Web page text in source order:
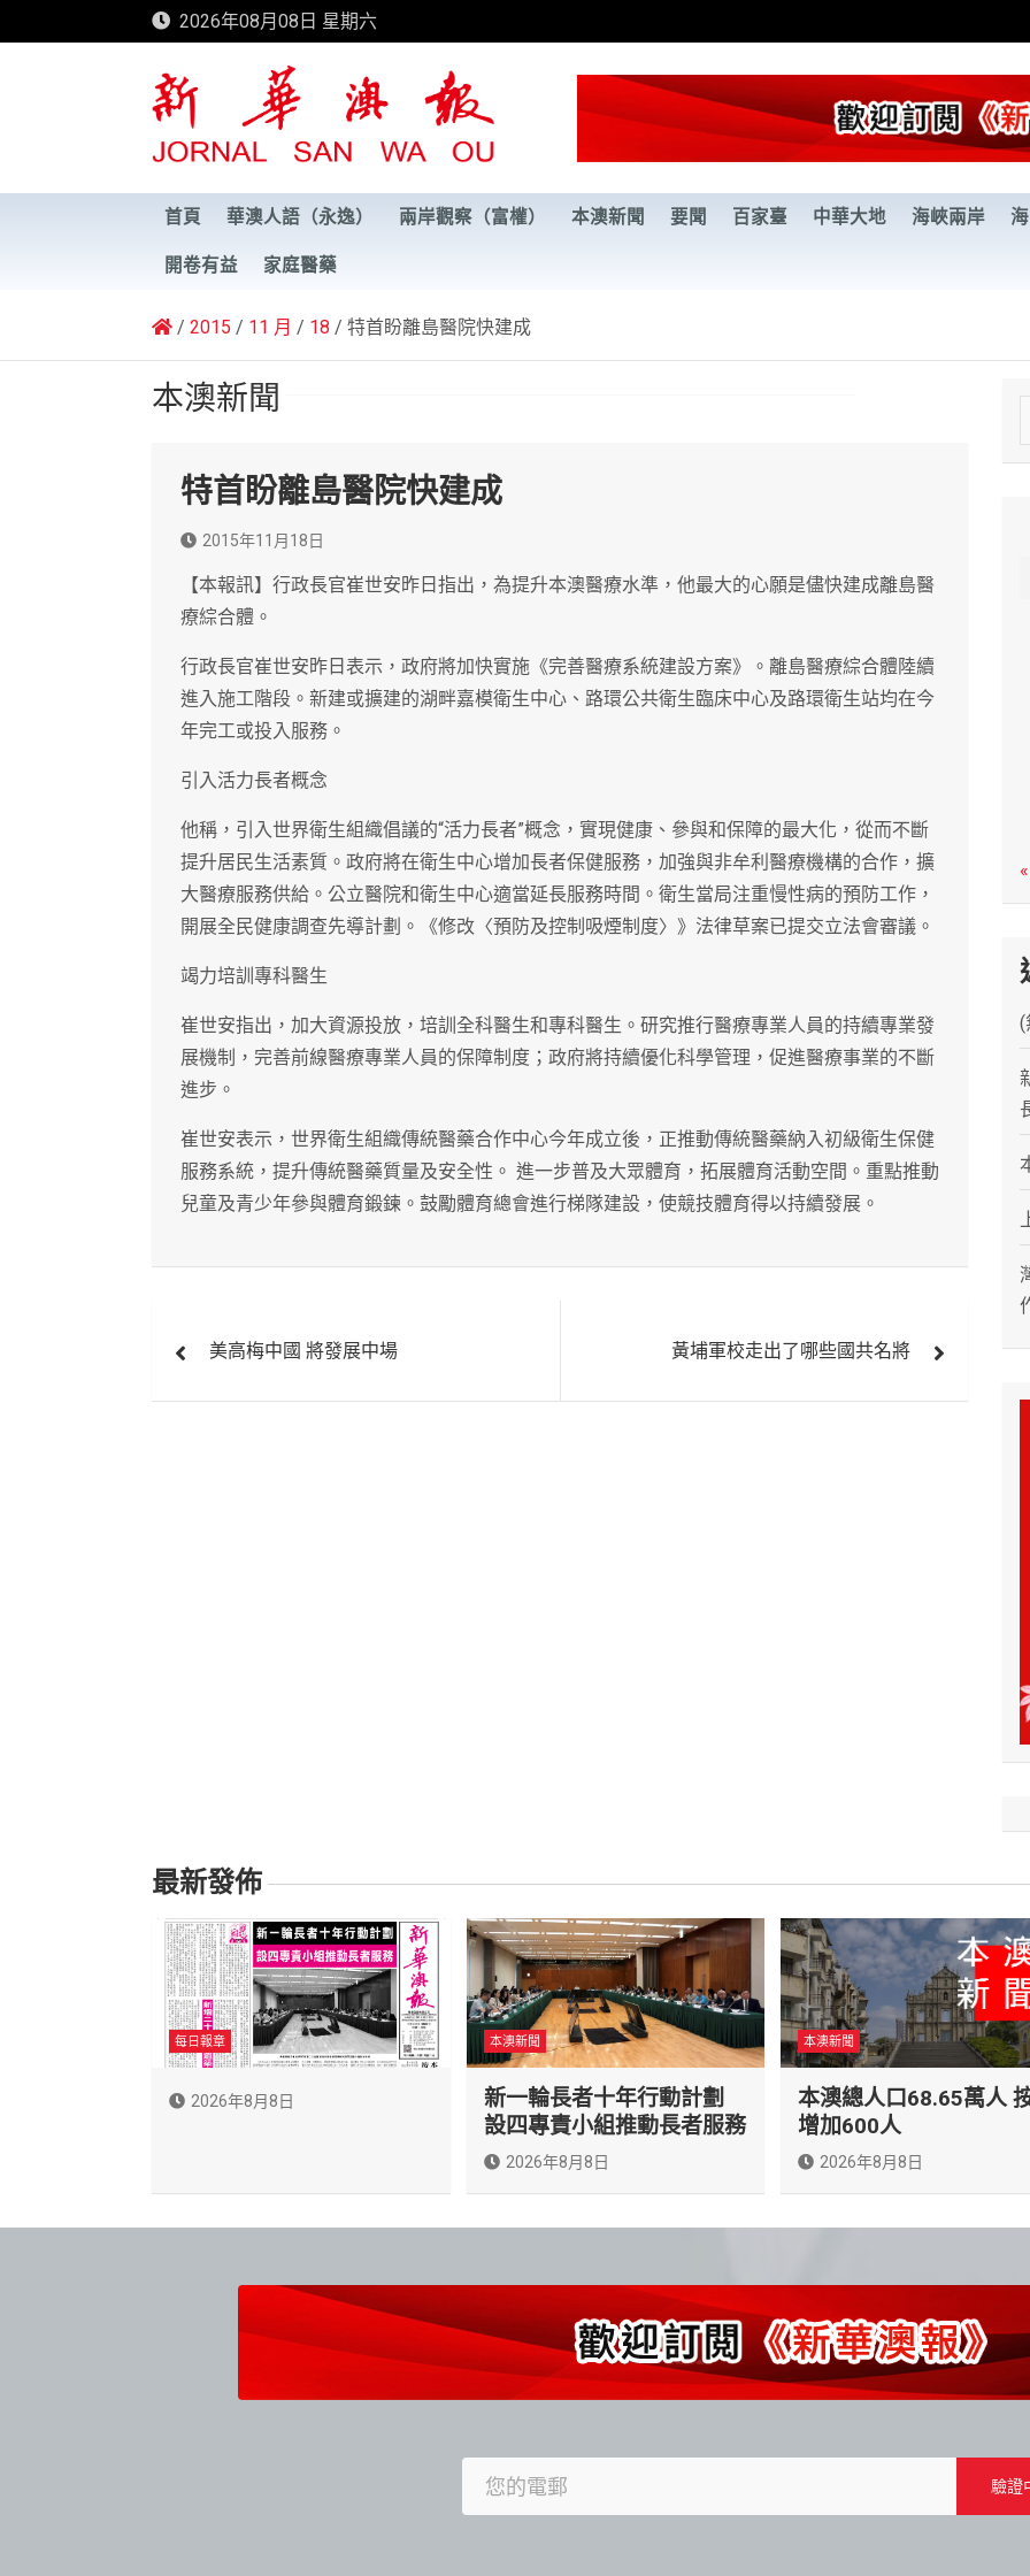
to
2026年08月08日 星期六
新華澳報
首頁 華澳人語（永逸） 兩岸觀察（富權） 本澳新聞 要聞 百家臺 中華大地 海峽兩岸
開卷有益 家庭醫藥
2015 11 月 18 特首盼離島醫院快建成
本澳新聞
特首盼離島醫院快建成
2015年11月18日
【本報訊】行政長官崔世安昨日指出，為提升本澳醫療水準，他最大的心願是儘快建成離島醫
療綜合體。
行政長官崔世安昨日表示，政府將加快實施《完善醫療系統建設方案》。離島醫療綜合體陸續
進入施工階段。新建或擴建的湖畔嘉模衛生中心、路環公共衛生臨床中心及路環衛生站均在今
年完工或投入服務。
引入活力長者概念
他稱，引入世界衛生組織倡議的“活力長者”概念，實現健康、參與和保障的最大化，從而不斷
提升居民生活素質。政府將在衛生中心增加長者保健服務，加強與非牟利醫療機構的合作，擴
大醫療服務供給。公立醫院和衛生中心適當延長服務時間。衛生當局注重慢性病的預防工作，
開展全民健康調查先導計劃。《修改〈預防及控制吸煙制度〉》法律草案已提交立法會審議。
竭力培訓專科醫生
崔世安指出，加大資源投放，培訓全科醫生和專科醫生。研究推行醫療專業人員的持續專業發
展機制，完善前線醫療專業人員的保障制度；政府將持續優化科學管理，促進醫療事業的不斷
進步。
崔世安表示，世界衛生組織傳統醫藥合作中心今年成立後，正推動傳統醫藥納入初級衛生保健
服務系統，提升傳統醫藥質量及安全性。 進一步普及大眾體育，拓展體育活動空間。重點推動
兒童及青少年參與體育鍛鍊。鼓勵體育總會進行梯隊建設，使競技體育得以持續發展。
章
美高梅中國 將發展中場 黃埔軍校走出了哪些國共名將
e
(
最新發佈
每日報章
2026年8月8日
本澳新聞
新一輪長者十年行動計劃
設四專責小組推動長者服務
2026年8月8日
本澳新聞
本澳總人口68.65萬人
增加600人
2026年8月8日